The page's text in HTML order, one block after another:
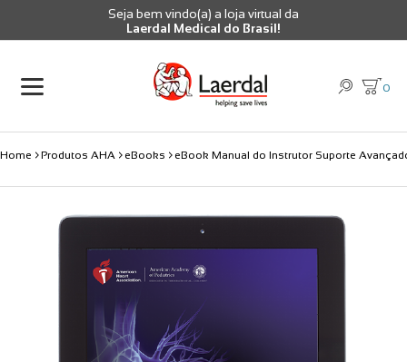
Seja bem vindo(a) a loja virtual da
Laerdal Medical do Brasil!
0
Home Produtos AHA eBooks eBook Manual do Instrutor Suporte